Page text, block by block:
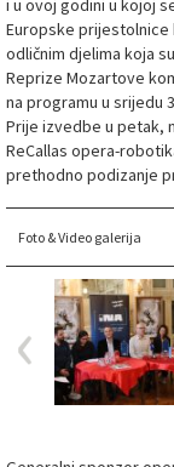
i u ovoj godini u kojoj
Europske prijestolnice
odličnim djelima koja
Reprize Mozartove
na programu u srijedu
Prije izvedbe u petak,
ReCallas opera-
prethodno podizanje
Foto & Video galerija